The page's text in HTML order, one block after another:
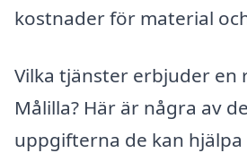
kostnader för material
Vilka tjänster erbjuder en
Målilla? Här är några av
uppgifterna de kan hjälpa